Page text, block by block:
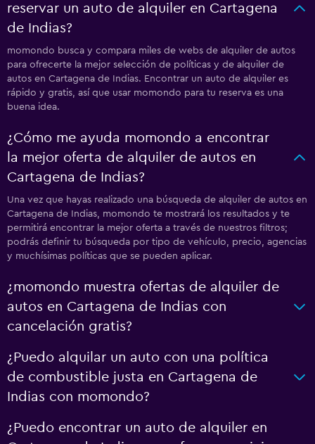
reservar un auto de alquiler en Cartagena
de Indias?
momondo busca y compara miles de webs de alquiler de autos
para ofrecerte la mejor selección de políticas y de alquiler de
autos en Cartagena de Indias. Encontrar un auto de alquiler es
rápido y gratis, así que usar momondo para tu reserva es una
buena idea.
¿Cómo me ayuda momondo a encontrar
la mejor oferta de alquiler de autos en
Cartagena de Indias?
Una vez que hayas realizado una búsqueda de alquiler de autos en
Cartagena de Indias, momondo te mostrará los resultados y te
permitirá encontrar la mejor oferta a través de nuestros filtros;
podrás definir tu búsqueda por tipo de vehículo, precio, agencias
y muchísimas políticas que se pueden aplicar.
¿momondo muestra ofertas de alquiler de
autos en Cartagena de Indias con
cancelación gratis?
¿Puedo alquilar un auto con una política
de combustible justa en Cartagena de
Indias con momondo?
¿Puedo encontrar un auto de alquiler en